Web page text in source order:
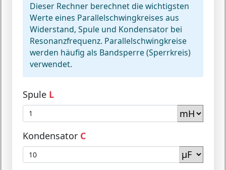
Dieser Rechner berechnet die wichtigsten
Werte eines Parallelschwingkreises aus
Widerstand, Spule und Kondensator bei
Resonanzfrequenz. Parallelschwingkreise
werden häufig als Bandsperre (Sperrkreis)
verwendet.
Spule L
Kondensator C